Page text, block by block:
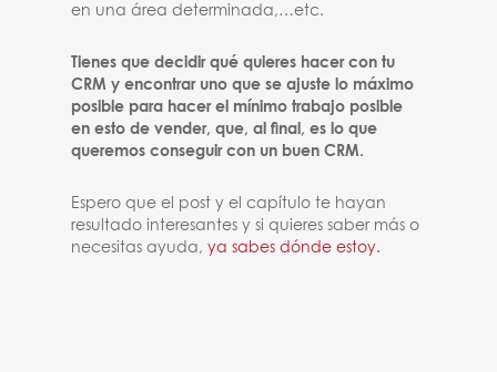
en una área determinada,…etc.
Tienes que decidir qué quieres hacer con tu
CRM y encontrar uno que se ajuste lo máximo
posible para hacer el mínimo trabajo posible
en esto de vender, que, al final, es lo que
queremos conseguir con un buen CRM.
Espero que el post y el capítulo te hayan
resultado interesantes y si quieres saber más o
necesitas ayuda,ya sabes dónde estoy.